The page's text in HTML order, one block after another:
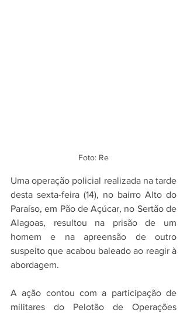
Foto: Re
Uma operação policial realizada na tarde
desta sexta-feira (14), no bairro Alto do
Paraíso, em Pão de Açúcar, no Sertão de
Alagoas, resultou na prisão de um
homem e na apreensão de outro
suspeito que acabou baleado ao reagir à
abordagem.
A ação contou com a participação de
militares do Pelotão de Operações